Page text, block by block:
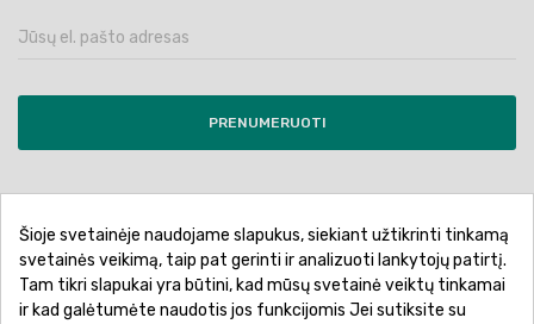
PRENUMERUOTI
Pirkimo sąlygos ir taisyklės
Privatumo politika
Garantinis aptarnavimas
Prekių pristatymas
Šioje svetainėje naudojame slapukus, siekiant užtikrinti tinkamą
svetainės veikimą, taip pat gerinti ir analizuoti lankytojų patirtį.
Tam tikri slapukai yra būtini, kad mūsų svetainė veiktų tinkamai
ir kad galėtumėte naudotis jos funkcijomis Jei sutiksite su